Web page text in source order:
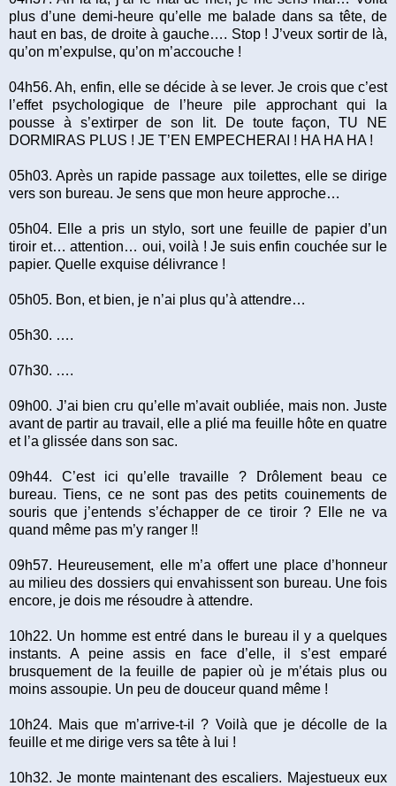
plus d’une demi-heure qu’elle me balade dans sa tête, de
haut en bas, de droite à gauche…. Stop ! J’veux sortir de là,
qu’on m’expulse, qu’on m’accouche !
04h56. Ah, enfin, elle se décide à se lever. Je crois que c’est
l’effet psychologique de l’heure pile approchant qui la
pousse à s’extirper de son lit. De toute façon, TU NE
DORMIRAS PLUS ! JE T’EN EMPECHERAI ! HA HA HA !
05h03. Après un rapide passage aux toilettes, elle se dirige
vers son bureau. Je sens que mon heure approche…
05h04. Elle a pris un stylo, sort une feuille de papier d’un
tiroir et… attention… oui, voilà ! Je suis enfin couchée sur le
papier. Quelle exquise délivrance !
05h05. Bon, et bien, je n’ai plus qu’à attendre…
05h30. ….
07h30. ….
09h00. J’ai bien cru qu’elle m’avait oubliée, mais non. Juste
avant de partir au travail, elle a plié ma feuille hôte en quatre
et l’a glissée dans son sac.
09h44. C’est ici qu’elle travaille ? Drôlement beau ce
bureau. Tiens, ce ne sont pas des petits couinements de
souris que j’entends s’échapper de ce tiroir ? Elle ne va
quand même pas m’y ranger !!
09h57. Heureusement, elle m’a offert une place d’honneur
au milieu des dossiers qui envahissent son bureau. Une fois
encore, je dois me résoudre à attendre.
10h22. Un homme est entré dans le bureau il y a quelques
instants. A peine assis en face d’elle, il s’est emparé
brusquement de la feuille de papier où je m’étais plus ou
moins assoupie. Un peu de douceur quand même !
10h24. Mais que m’arrive-t-il ? Voilà que je décolle de la
feuille et me dirige vers sa tête à lui !
10h32. Je monte maintenant des escaliers. Majestueux eux